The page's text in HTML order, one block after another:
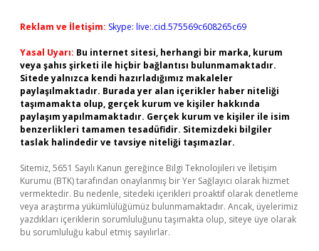
Reklam ve İletişim: Skype: live:.cid.575569c608265c69
Yasal Uyarı: Bu internet sitesi, herhangi bir marka, kurum
veya şahıs şirketi ile hiçbir bağlantısı bulunmamaktadır.
Sitede yalnızca kendi hazırladığımız makaleler
paylaşılmaktadır. Burada yer alan içerikler haber niteliği
taşımamakta olup, gerçek kurum ve kişiler hakkında
paylaşım yapılmamaktadır. Gerçek kurum ve kişiler ile isim
benzerlikleri tamamen tesadüfidir. Sitemizdeki bilgiler
taslak halindedir ve tavsiye niteliği taşımazlar.
Sitemiz, 5651 Sayılı Kanun gereğince Bilgi Teknolojileri ve İletişim
Kurumu (BTK) tarafından onaylanmış bir Yer Sağlayıcı olarak hizmet
vermektedir. Bu nedenle, sitedeki içerikleri proaktif olarak denetleme
veya araştırma yükümlülüğümüz bulunmamaktadır. Ancak, üyelerimiz
yazdıkları içeriklerin sorumluluğunu taşımakta olup, siteye üye olarak
bu sorumluluğu kabul etmiş sayılırlar.